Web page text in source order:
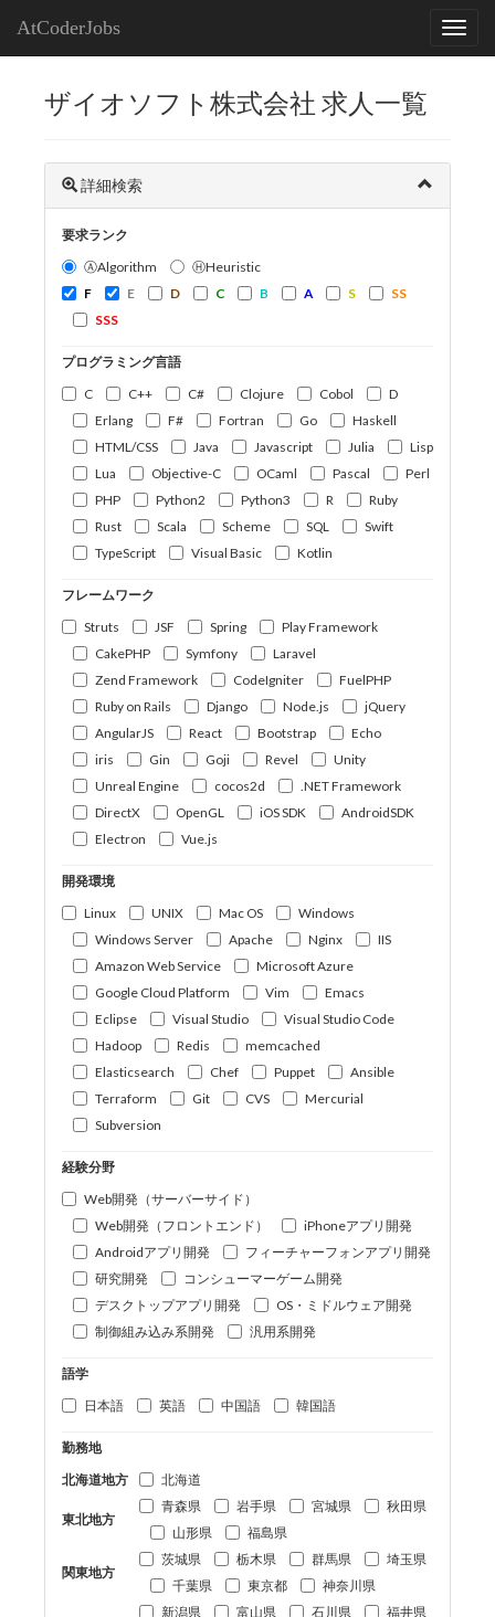
AtCoderJobs
ザイオソフト株式会社 求人一覧
詳細検索
要求ランク
ⒶAlgorithm
ⒽHeuristic
F
E D C B A S
SS
SSS
プログラミング言語
C
C++ C# Clojure Cobol
D
Erlang
F# Fortran Go
Haskell
HTML/CSS
Java Javascript Julia
Lisp
Lua
Objective-C OCaml Pascal
Perl
PHP
Python2 Python3 R
Ruby
Rust
Scala Scheme SQL
Swift
TypeScript
Visual Basic Kotlin
フレームワーク
Struts
JSF Spring
Play Framework
CakePHP
Symfony
Laravel
Zend Framework
CodeIgniter
FuelPHP
Ruby on Rails
Django Node.js
jQuery
AngularJS
React Bootstrap
Echo
iris
Gin Goji Revel
Unity
Unreal Engine
cocos2d
.NET Framework
DirectX
OpenGL iOS SDK
AndroidSDK
Electron
Vue.js
開発環境
Linux
UNIX Mac OS
Windows
Windows Server
Apache Nginx
IIS
Amazon Web Service
Microsoft Azure
Google Cloud Platform
Vim
Emacs
Eclipse
Visual Studio
Visual Studio Code
Hadoop
Redis
memcached
Elasticsearch
Chef Puppet
Ansible
Terraform
Git CVS
Mercurial
Subversion
経験分野
Web開発（サーバーサイド）
Web開発（フロントエンド）
iPhoneアプリ開発
Androidアプリ開発
フィーチャーフォンアプリ開発
研究開発
コンシューマーゲーム開発
デスクトップアプリ開発
OS・ミドルウェア開発
制御組み込み系開発
汎用系開発
語学
日本語
英語 中国語 韓国語
勤務地
北海道地方
北海道
東北地方
青森県 岩手県 宮城県
秋田県
山形県
福島県
関東地方
茨城県 栃木県 群馬県
埼玉県
千葉県
東京都 神奈川県
新潟県 富山県 石川県
福井県